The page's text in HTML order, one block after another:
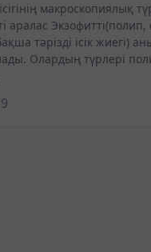
макроскопиялық
аралас
тәрізді ісік жиегі)
Олардың түрлері